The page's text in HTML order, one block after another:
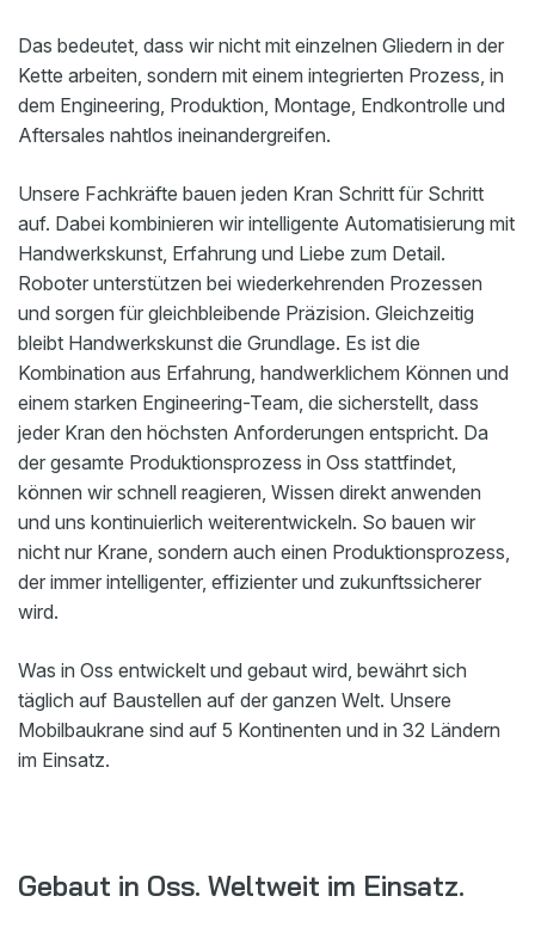
Das bedeutet, dass wir nicht mit einzelnen Gliedern in der
Kette arbeiten, sondern mit einem integrierten Prozess, in
dem Engineering, Produktion, Montage, Endkontrolle und
Aftersales nahtlos ineinandergreifen.
Unsere Fachkräfte bauen jeden Kran Schritt für Schritt
auf. Dabei kombinieren wir intelligente Automatisierung mit
Handwerkskunst, Erfahrung und Liebe zum Detail.
Roboter unterstützen bei wiederkehrenden Prozessen
und sorgen für gleichbleibende Präzision. Gleichzeitig
bleibt Handwerkskunst die Grundlage. Es ist die
Kombination aus Erfahrung, handwerklichem Können und
einem starken Engineering-Team, die sicherstellt, dass
jeder Kran den höchsten Anforderungen entspricht. Da
der gesamte Produktionsprozess in Oss stattfindet,
können wir schnell reagieren, Wissen direkt anwenden
und uns kontinuierlich weiterentwickeln. So bauen wir
nicht nur Krane, sondern auch einen Produktionsprozess,
der immer intelligenter, effizienter und zukunftssicherer
wird.
Was in Oss entwickelt und gebaut wird, bewährt sich
täglich auf Baustellen auf der ganzen Welt. Unsere
Mobilbaukrane sind auf 5 Kontinenten und in 32 Ländern
im Einsatz.
Gebaut in Oss. Weltweit im Einsatz.